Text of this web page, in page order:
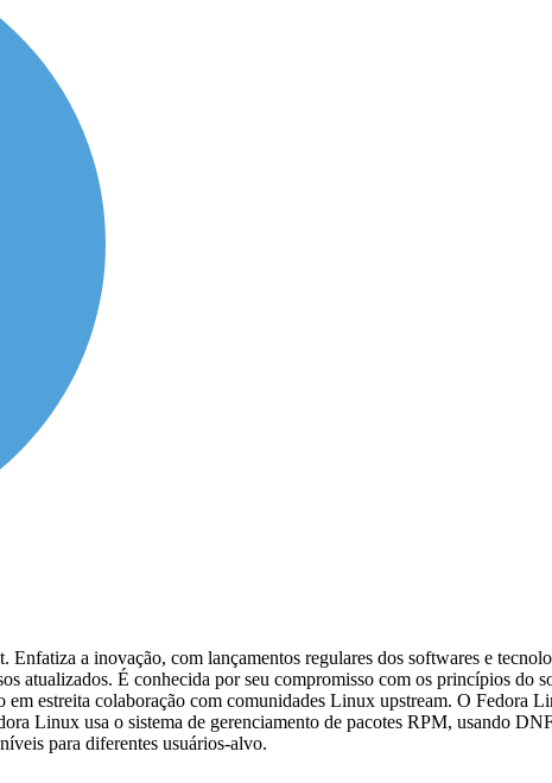
a inovação, com lançamentos regulares dos softwares e
atualizados. É conhecida por seu compromisso com os princípios do
estreita colaboração com comunidades Linux upstream. O Fedora
Linux usa o sistema de gerenciamento de pacotes RPM, usando
para diferentes usuários-alvo.